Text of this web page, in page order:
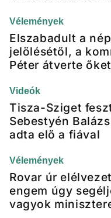
Vélemények
Elszabadult a
jelölésétől, a
Péter átverte őket
Videók
Tisza-Sziget
Sebestyén
adta elő a fiával
Vélemények
Rovar úr
engem úgy
vagyok